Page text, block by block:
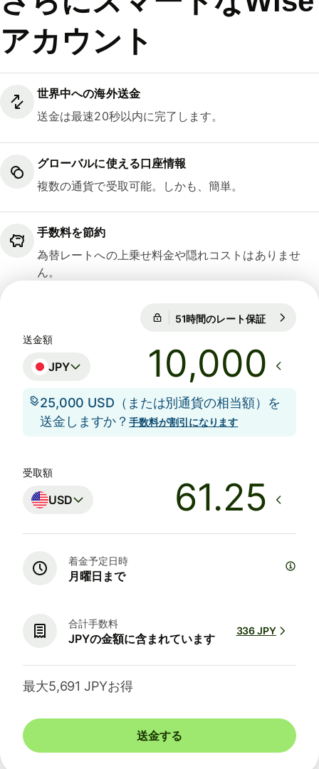
アカウント
世界中への海外送金
送金は最速20秒以内に完了します。
グローバルに使える口座情報
複数の通貨で受取可能。しかも、簡単。
手数料を節約
為替レートへの上乗せ料金や隠れコストはありませ
ん。
51時間のレート保証
送金額
JPY
25,000 USD（または別通貨の相当額）を
送金しますか？手数料が割引になります
受取額
USD
着金予定日時
月曜日まで
合計手数料
JPYの金額に含まれています
336 JPY
最大5,691 JPYお得
送金する